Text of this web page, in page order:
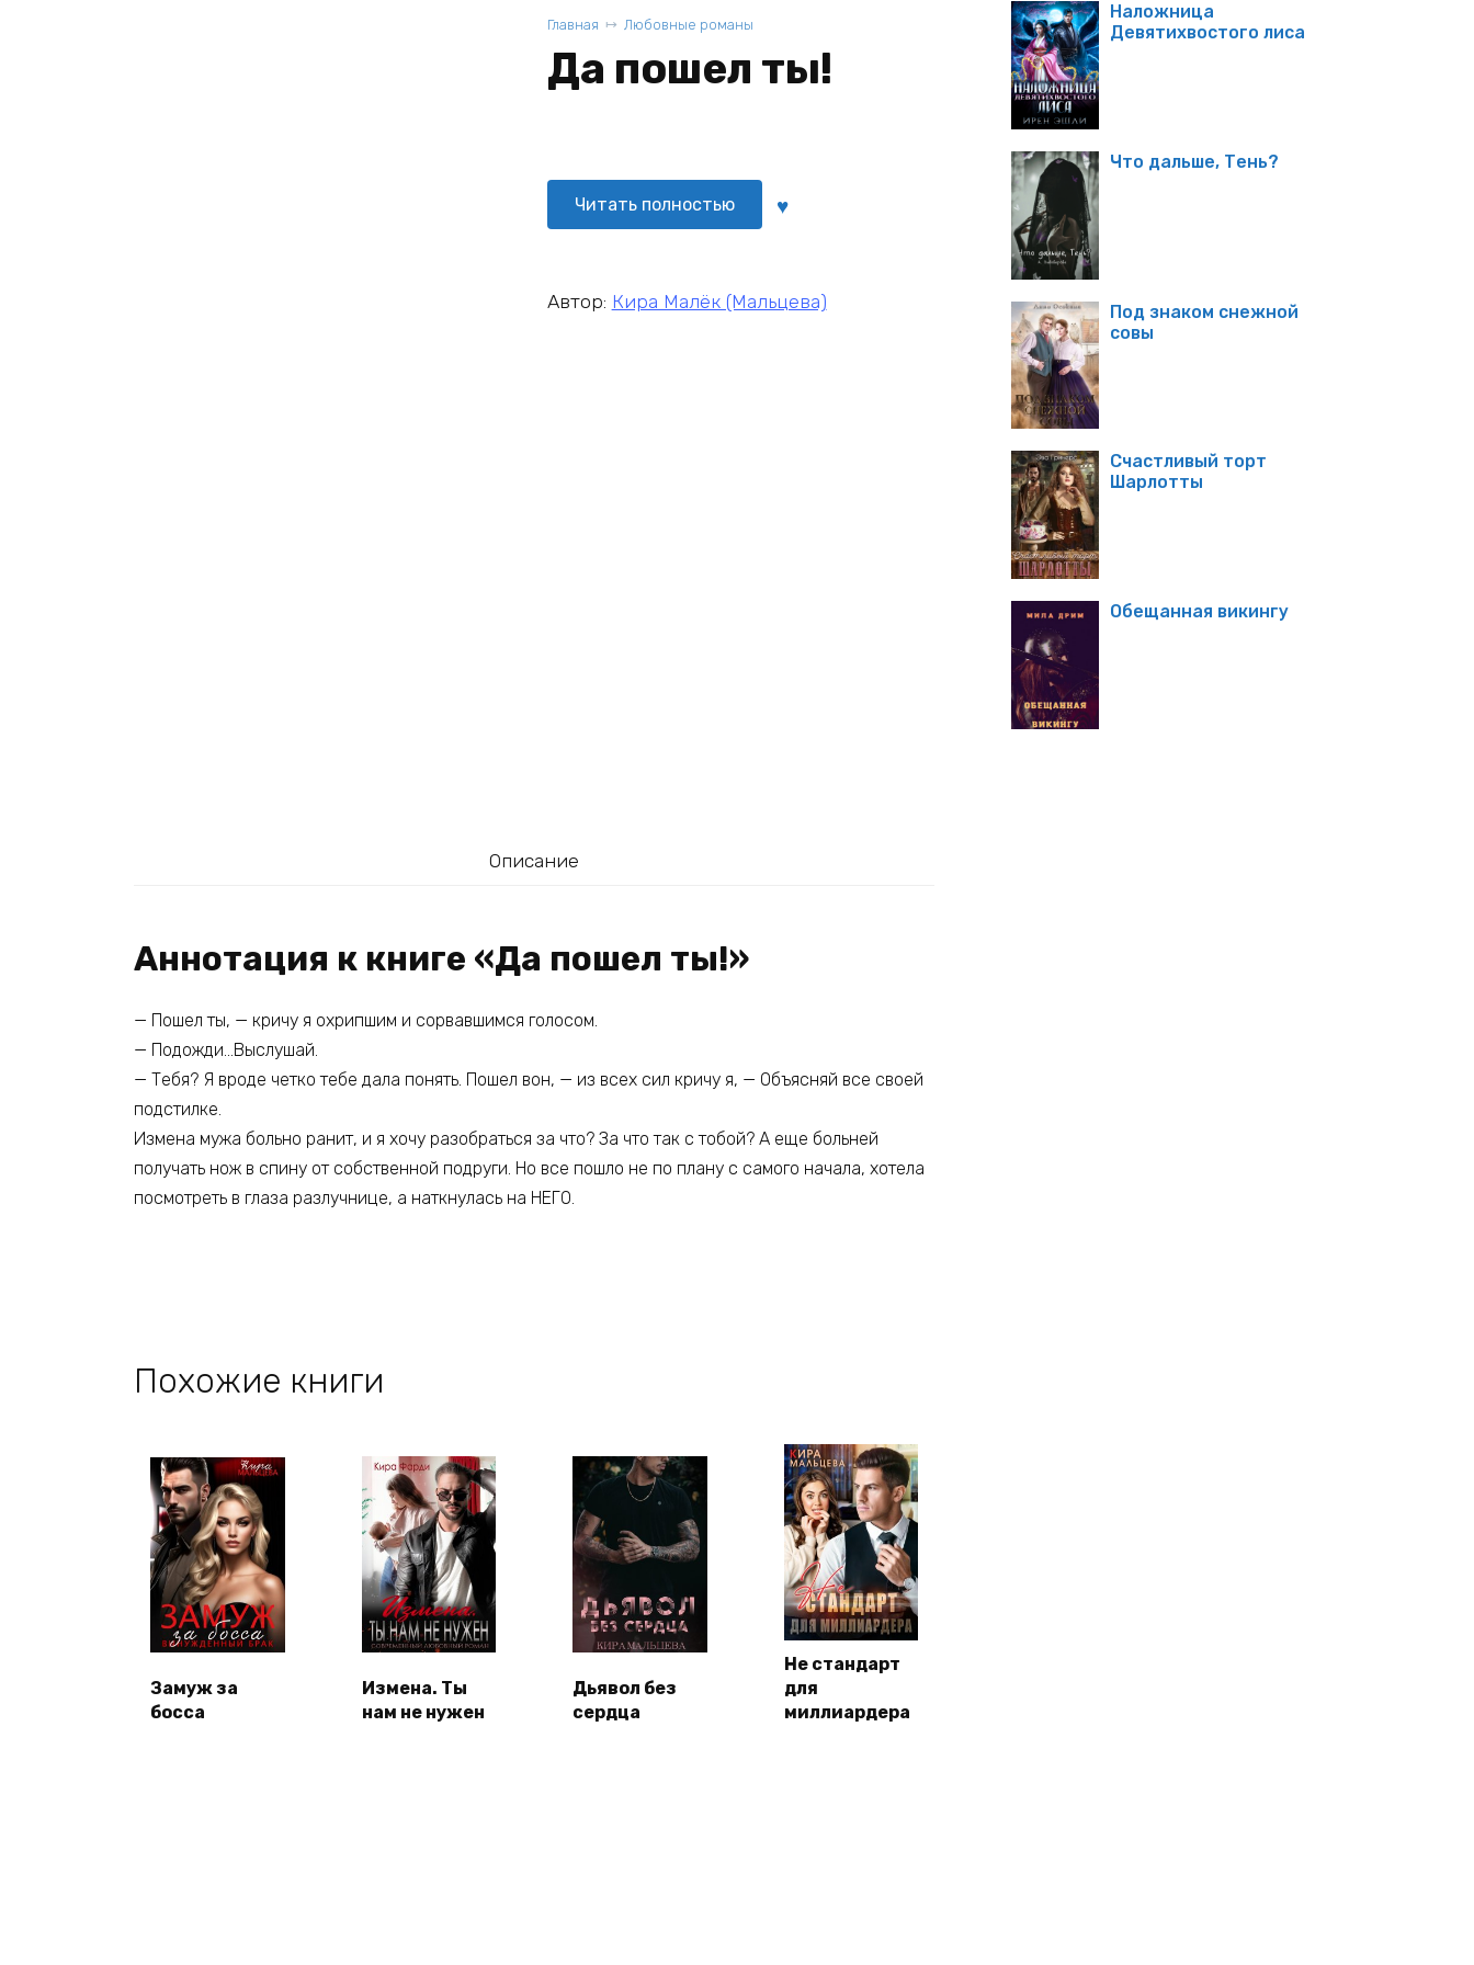
Главная Любовные романы
Да пошел ты!
Читать полностью
Автор: Кира Малёк (Мальцева)
Описание
Аннотация к книге «Да пошел ты!»
— Пошел ты, — кричу я охрипшим и сорвавшимся голосом.
— Подожди…Выслушай.
— Тебя? Я вроде четко тебе дала понять. Пошел вон, — из всех сил кричу я, — Объясняй все своей
подстилке.
Измена мужа больно ранит, и я хочу разобраться за что? За что так с тобой? А еще больней
получать нож в спину от собственной подруги. Но все пошло не по плану с самого начала, хотела
посмотреть в глаза разлучнице, а наткнулась на НЕГО.
Похожие книги
Замуж за
босса
Измена. Ты
нам не нужен
Дьявол без
сердца
Не стандарт
для
миллиардера
Наложница
Девятихвостого лиса
Что дальше, Тень?
Под знаком снежной
совы
Счастливый торт
Шарлотты
Обещанная викингу